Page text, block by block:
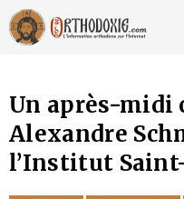
Aller
au
contenu
Un après-midi
Alexandre
l’Institut